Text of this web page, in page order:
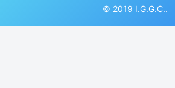
© 2019 I.G.G.C..